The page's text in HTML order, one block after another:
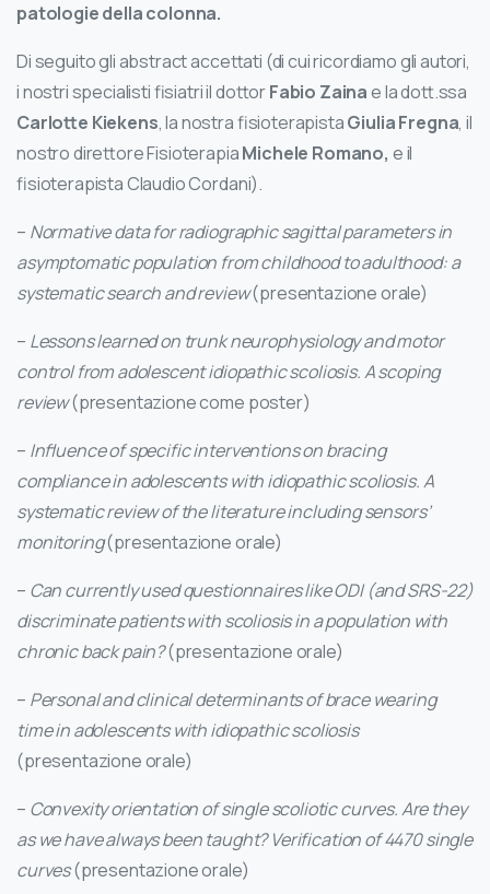
patologie della colonna.
Di seguito gli abstract accettati (di cui ricordiamo gli autori,
i nostri specialisti fisiatri il dottorFabio Zainae la dott.ssa
Carlotte Kiekens, la nostra fisioterapistaGiulia Fregna, il
nostro direttore FisioterapiaMichele Romano, e il
fisioterapista Claudio Cordani).
– Normative data for radiographic sagittal parameters in
asymptomatic population from childhood to adulthood: a
systematic search and review(presentazione orale)
– Lessons learned on trunk neurophysiology and motor
control from adolescent idiopathic scoliosis. A scoping
review(presentazione come poster)
– Influence of specific interventions on bracing
compliance in adolescents with idiopathic scoliosis. A
systematic review of the literature including sensors’
monitoring(presentazione orale)
– Can currently used questionnaires like ODI (and SRS-22)
discriminate patients with scoliosis in a population with
chronic back pain?(presentazione orale)
– Personal and clinical determinants of brace wearing
time in adolescents with idiopathic scoliosis
(presentazione orale)
– Convexity orientation of single scoliotic curves. Are they
as we have always been taught? Verification of 4470 single
curves(presentazione orale)